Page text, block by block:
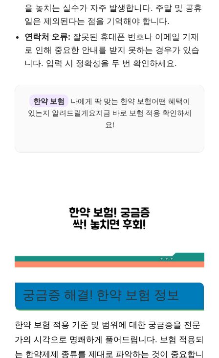
을 놓치는 실수가 자주 발생합니다. 주말 및 공휴
일은 제외된다는 점을 기억해야 합니다.
연락처 오류: 잘못된 휴대폰 번호나 이메일 기재
로 인해 중요한 안내를 받지 못하는 경우가 있습
니다. 입력 시 정확성을 두 번 확인하세요.
한약 보험
나에게 딱 맞는 한약 보험어떤 혜택이
있는지 알려드릴게요지금 바로 보험 적용 확인하세
요!
궁금증 해결! 한약 보험 정보
한약 보험 적용 기준 및 범위에 대한 궁금증을 전문
가의 시각으로 명쾌하게 풀어드립니다. 보험 적용되
는 한약제제 종류를 제대로 파악하는 것이 중요합니